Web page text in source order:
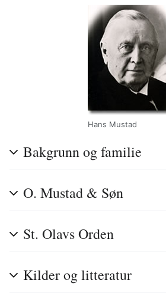
Hans Mustad
Bakgrunn og familie
O. Mustad & Søn
St. Olavs Orden
Kilder og litteratur